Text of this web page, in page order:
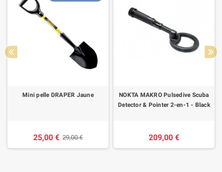
Mini pelle DRAPER Jaune
25,00 € 29,00 €
NOKTA MAKRO Pulsedive Scuba
Detector & Pointer 2-en-1 - Black
209,00 €